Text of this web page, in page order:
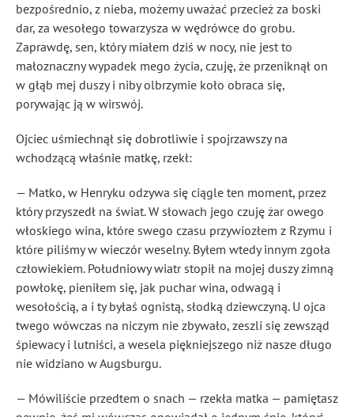
bezpośrednio, z nieba, możemy uważać przecież za boski
dar, za wesołego towarzysza w wędrówce do grobu.
Zaprawdę, sen, który miałem dziś w nocy, nie jest to
małoznaczny wypadek mego życia, czuję, że przeniknął on
w głąb mej duszy i niby olbrzymie koło obraca się,
porywając ją w wirswój.
Ojciec uśmiechnął się dobrotliwie i spojrzawszy na
wchodzącą właśnie matkę, rzekł:
— Matko, w Henryku odzywa się ciągle ten moment, przez
który przyszedł na świat. W słowach jego czuję żar owego
włoskiego wina, które swego czasu przywiozłem z Rzymu i
które piliśmy w wieczór weselny. Byłem wtedy innym zgoła
człowiekiem. Południowy wiatr stopił na mojej duszy zimną
powłokę, pieniłem się, jak puchar wina, odwagą i
wesołością, a i ty byłaś ognistą, słodką dziewczyną. U ojca
twego wówczas na niczym nie zbywało, zeszli się zewsząd
śpiewacy i lutniści, a wesela piękniejszego niż nasze długo
nie widziano w Augsburgu.
— Mówiliście przedtem o snach — rzekła matka — pamiętasz